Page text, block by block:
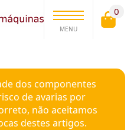
MENU
0
dos componentes
de avarias por
não aceitamos
destes artigos.